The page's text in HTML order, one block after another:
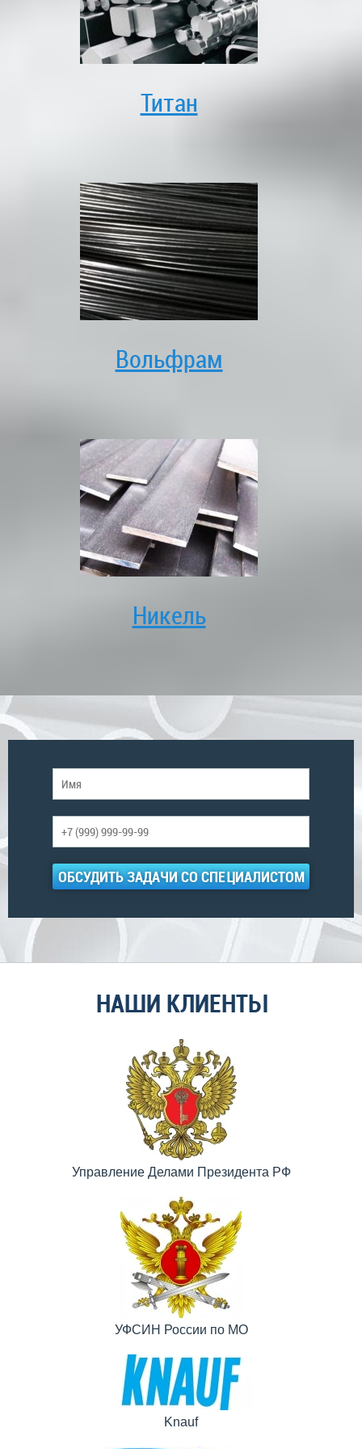
Титан
Вольфрам
Никель
ОБСУДИТЬ ЗАДАЧИ СО СПЕЦИАЛИСТОМ
НАШИ КЛИЕНТЫ
Управление Делами Президента РФ
УФСИН России по МО
Knauf